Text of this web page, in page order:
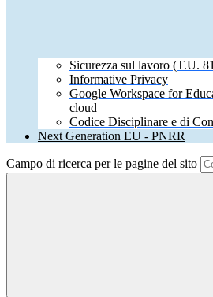
Sicurezza sul lavoro (T.U.
Informative Privacy
Google Workspace for
cloud
Codice Disciplinare e di
Next Generation EU - PNRR
Campo di ricerca per le pagine del sito